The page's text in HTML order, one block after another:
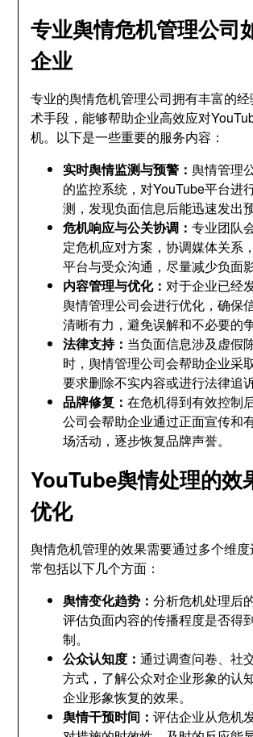
专业舆情危机管理公司
企业
专业的舆情危机管理公司拥有丰富的
术手段，能够帮助企业高效应对
机。以下是一些重要的服务内容：
实时舆情监测与预警：舆情管理
的监控系统，对YouTube平台进
测，发现负面信息后能迅速发出预
危机响应与公关协调：专业团队
定危机应对方案，协调媒体关系
平台与受众沟通，尽量减少负面影
内容管理与优化：对于企业已经
舆情管理公司会进行优化，确保
清晰有力，避免误解和不必要的争
法律支持： 当负面信息涉及虚假
时，舆情管理公司会帮助企业采
要求删除不实内容或进行法律追诉
品牌修复：在危机得到有效控制
公司会帮助企业通过正面宣传和
场活动，逐步恢复品牌声誉。
YouTube舆情处理的效
优化
舆情危机管理的效果需要通过多个维
常包括以下几个方面：
舆情变化趋势：分析危机处理后
评估负面内容的传播程度是否得
制。
公众认知度：通过调查问卷、社
方式，了解公众对企业形象的认
企业形象恢复的效果。
舆情干预时间：评估企业从危机